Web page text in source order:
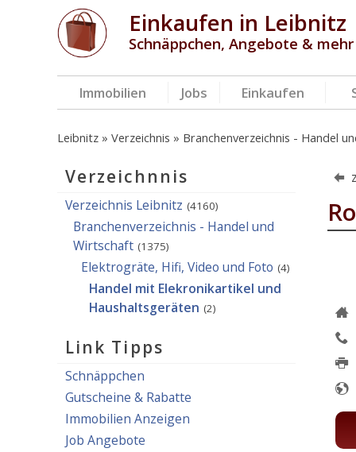
Einkaufen in Leibnitz
Schnäppchen, Angebote & mehr
Immobilien Jobs Einkaufen
Leibnitz Verzeichnis Branchenverzeichnis - Handel
Verzeichnnis
Verzeichnis Leibnitz (4160)
Branchenverzeichnis - Handel und
Wirtschaft (1375)
Elektrogräte, Hifi, Video und Foto (4)
Handel mit Elekronikartikel und
Haushaltsgeräten (2)
Link Tipps
Schnäppchen
Gutscheine & Rabatte
Immobilien Anzeigen
Job Angebote